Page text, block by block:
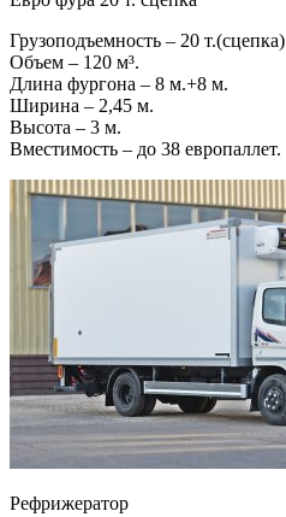
Грузоподъемность – 20 т.(сцепка)
Объем – 120 м³.
Длина фургона – 8 м.+8 м.
Ширина – 2,45 м.
Высота – 3 м.
Вместимость – до 38 европаллет.
Рефрижератор